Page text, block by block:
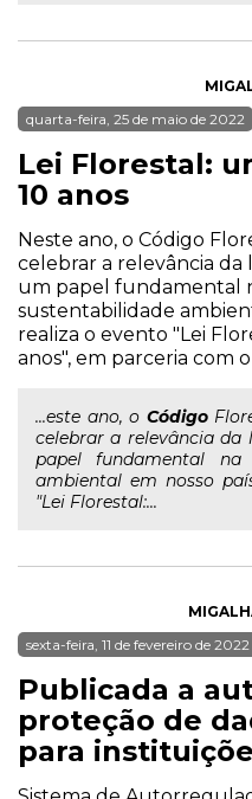
quarta-feira, 25 de maio de 2022
Lei Florestal:
10 anos
Neste ano, o Código
celebrar a relevância da
um papel fundamental
sustentabilidade
realiza o evento "Lei
anos", em parceria com
...este ano, o Código
celebrar a relevância da
papel fundamental na
ambiental em nosso
"Lei Florestal:...
sexta-feira, 11 de fevereiro de 2022
Publicada a
proteção de
para